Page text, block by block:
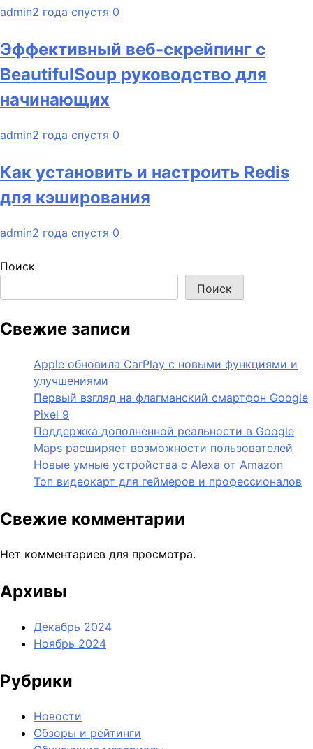
admin2 года спустя 0
Эффективный веб-скрейпинг с
BeautifulSoup руководство для
начинающих
admin2 года спустя 0
Как установить и настроить Redis
для кэширования
admin2 года спустя 0
Поиск
Поиск
Свежие записи
Apple обновила CarPlay с новыми функциями и
улучшениями
Первый взгляд на флагманский смартфон Google
Pixel 9
Поддержка дополненной реальности в Google
Maps расширяет возможности пользователей
Новые умные устройства с Alexa от Amazon
Топ видеокарт для геймеров и профессионалов
Свежие комментарии
Нет комментариев для просмотра.
Архивы
Декабрь 2024
Ноябрь 2024
Рубрики
Новости
Обзоры и рейтинги